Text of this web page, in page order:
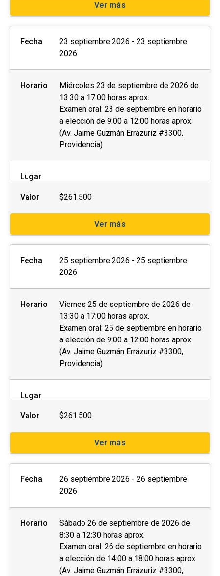
Ver más
Fecha
23 septiembre 2026 - 23 septiembre
2026
Horario
Miércoles 23 de septiembre de 2026 de
13:30 a 17:00 horas aprox.
Examen oral: 23 de septiembre en horario
a elección de 9:00 a 12:00 horas aprox.
(Av. Jaime Guzmán Errázuriz #3300,
Providencia)
Lugar
Valor $261.500
Ver más
Fecha
25 septiembre 2026 - 25 septiembre
2026
Horario
Viernes 25 de septiembre de 2026 de
13:30 a 17:00 horas aprox.
Examen oral: 25 de septiembre en horario
a elección de 9:00 a 12:00 horas aprox.
(Av. Jaime Guzmán Errázuriz #3300,
Providencia)
Lugar
Valor $261.500
Ver más
Fecha
26 septiembre 2026 - 26 septiembre
2026
Horario
Sábado 26 de septiembre de 2026 de
8:30 a 12:30 horas aprox.
Examen oral: 26 de septiembre en horario
a elección de 14:00 a 18:00 horas aprox.
(Av. Jaime Guzmán Errázuriz #3300,